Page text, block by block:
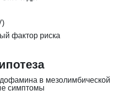
фактор риска
в мезолимбической
симптомы